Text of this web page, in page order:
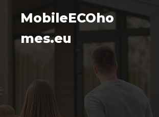
MobileECOho
mes.eu